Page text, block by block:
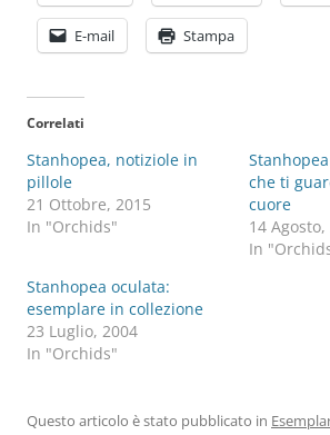
E-mail Stampa
Correlati
Stanhopea, notiziole in
pillole
21 Ottobre, 2015
In "Orchids"
che ti
cuore
14 Agosto,
In
Stanhopea oculata:
esemplare in collezione
23 Luglio, 2004
In "Orchids"
Questo articolo è stato pubblicato in